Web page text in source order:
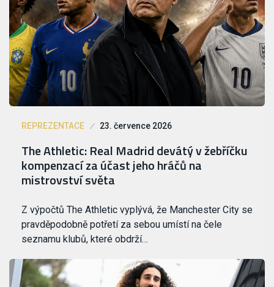
REPREZENTACE 23. července 2026
The Athletic: Real Madrid devátý v žebříčku
kompenzací za účast jeho hráčů na
mistrovství světa
Z výpočtů The Athletic vyplývá, že Manchester City se
pravděpodobně potřetí za sebou umístí na čele
seznamu klubů, které obdrží…